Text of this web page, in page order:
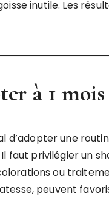
inutile. Les
à 1
d’adopter une
faut privilégier un
ou
peuvent